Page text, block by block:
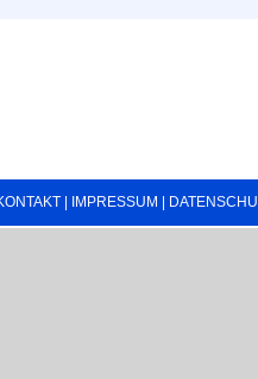
IMPRESSUM